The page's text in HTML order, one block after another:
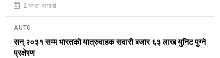
2 घण्टा अगाडी
AUTO
सन् २०३१ सम्म भारतको यात्रुवाहक सवारी बजार ६३ लाख युनिट पुग्ने
प्रक्षेपण